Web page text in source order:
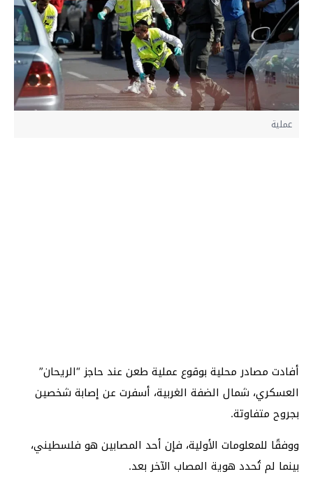
عملية
أفادت مصادر محلية بوقوع عملية طعن عند حاجز “الريحان”
العسكري، شمال الضفة الغربية، أسفرت عن إصابة شخصين
بجروح متفاوتة.
ووفقًا للمعلومات الأولية، فإن أحد المصابين هو فلسطيني،
بينما لم تُحدد هوية المصاب الآخر بعد.